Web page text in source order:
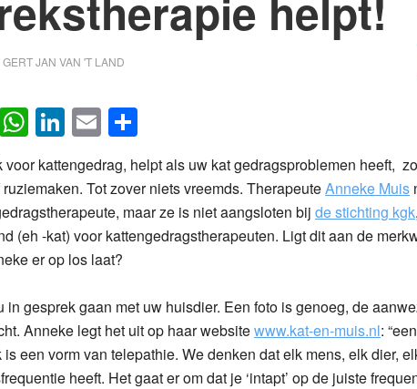
GERT JAN VAN 'T LAND
Reddit
WhatsApp
LinkedIn
Email
voor kattengedrag, helpt als uw kat gedragsproblemen heeft,
Tot zover niets vreemds. TherapeuteAnneke Muis
maar ze is niet aangsloten bij de stichting kgk,
(eh -kat) voor kattengedragstherapeuten. Ligt dit aan de
er op los laat?
in gesprek gaan met uw huisdier. Een foto is genoeg, de
Anneke legt het uit op haar websitewww.kat-en-muis.nl: “een
een vorm van telepathie. We denken dat elk mens, elk dier,
heeft. Het gaat er om dat je ‘intapt’ op de juiste